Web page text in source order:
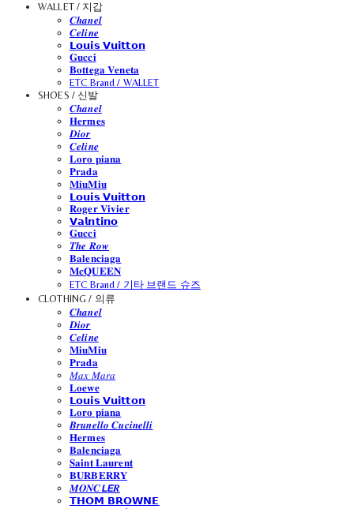
WALLET / 지갑
𝑪𝒉𝒂𝒏𝒆𝒍
𝑪𝒆𝒍𝒊𝒏𝒆
𝗟𝗼𝘂𝗶𝘀 𝗩𝘂𝗶𝘁𝘁𝗼𝗻
𝐆𝐮𝐜𝐜𝐢
𝐁𝐨𝐭𝐭𝐞𝐠𝐚 𝐕𝐞𝐧𝐞𝐭𝐚
ETC Brand / WALLET
SHOES / 신발
𝑪𝒉𝒂𝒏𝒆𝒍
𝐇𝐞𝐫𝐦𝐞𝐬
𝑫𝒊𝒐𝒓
𝑪𝒆𝒍𝒊𝒏𝒆
𝐋𝐨𝐫𝐨 𝐩𝐢𝐚𝐧𝐚
𝐏𝐫𝐚𝐝𝐚
𝐌𝐢𝐮𝐌𝐢𝐮
𝗟𝗼𝘂𝗶𝘀 𝗩𝘂𝗶𝘁𝘁𝗼𝗻
𝐑𝐨𝐠𝐞𝐫 𝐕𝐢𝐯𝐢𝐞𝐫
𝗩𝗮𝗹𝗻𝘁𝗶𝗻𝗼
𝐆𝐮𝐜𝐜𝐢
𝑻𝒉𝒆 𝑹𝒐𝒘
𝐁𝐚𝐥𝐞𝐧𝐜𝐢𝐚𝐠𝐚
𝐌𝐜𝐐𝐔𝐄𝐄𝐍
ETC Brand / 기타 브랜드 슈즈
CLOTHING / 의류
𝑪𝒉𝒂𝒏𝒆𝒍
𝑫𝒊𝒐𝒓
𝑪𝒆𝒍𝒊𝒏𝒆
𝐌𝐢𝐮𝐌𝐢𝐮
𝐏𝐫𝐚𝐝𝐚
𝑀𝑎𝑥 𝑀𝑎𝑟𝑎
𝐋𝐨𝐞𝐰𝐞
𝗟𝗼𝘂𝗶𝘀 𝗩𝘂𝗶𝘁𝘁𝗼𝗻
𝐋𝐨𝐫𝐨 𝐩𝐢𝐚𝐧𝐚
𝑩𝒓𝒖𝒏𝒆𝒍𝒍𝒐 𝑪𝒖𝒄𝒊𝒏𝒆𝒍𝒍𝒊
𝐇𝐞𝐫𝐦𝐞𝐬
𝐁𝐚𝐥𝐞𝐧𝐜𝐢𝐚𝐠𝐚
𝐒𝐚𝐢𝐧𝐭 𝐋𝐚𝐮𝐫𝐞𝐧𝐭
𝐁𝐔𝐑𝐁𝐄𝐑𝐑𝐘
𝑴𝑶𝑵𝑪𝙇𝙀𝑹
𝗧𝗛𝗢𝗠 𝗕𝗥𝗢𝗪𝗡𝗘